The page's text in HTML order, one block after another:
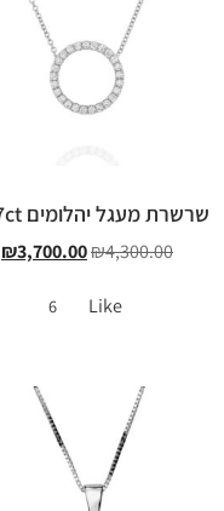
שרשרת מעגל יהלומים 0.37ct
₪4,300.00
₪3,700.00
Like
6